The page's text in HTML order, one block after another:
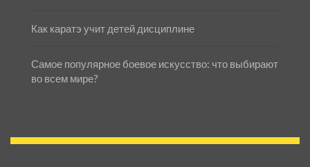
Как каратэ учит детей дисциплине
Самое популярное боевое искусство: что выбирают
во всем мире?